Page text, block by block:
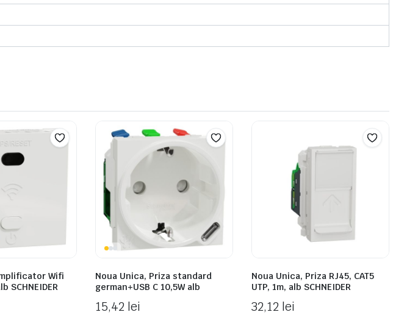
Wifi
SCHNEIDER
Noua Unica, Priza standard
german+USB C 10,5W alb
15,42 lei
Noua Unica, Priza RJ45, CAT5
UTP, 1m, alb SCHNEIDER
32,12 lei